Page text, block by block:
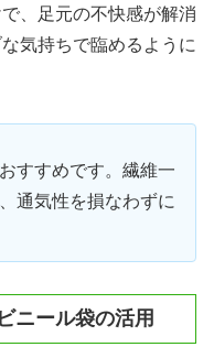
、足元の不快感が解消
気持ちで臨めるように
すすめです。繊維一
通気性を損なわずに
ニール袋の活用